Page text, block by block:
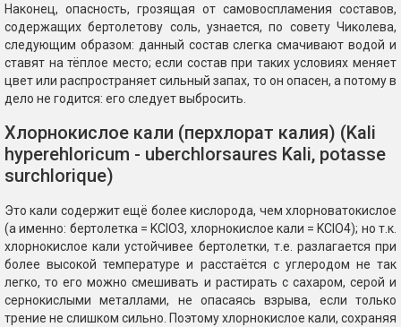
Наконец, опасность, грозящая от самовоспламения составов,
содержащих бертолетову соль, узнается, по совету Чиколева,
следующим образом: данный состав слегка смачивают водой и
ставят на тёплое место; если состав при таких условиях меняет
цвет или распространяет сильный запах, то он опасен, а потому в
дело не годится: его следует выбросить.
Хлорнокислое кали (перхлорат калия) (Kali
hyperehloricum - uberchlorsaures Kali, potasse
surchlorique)
Это кали содержит ещё более кислорода, чем хлорноватокислое
(а именно: бертолетка = KClO3, хлорнокислое кали = KClO4); но т.к.
хлорнокислое кали устойчивее бертолетки, т.е. разлагается при
более высокой температуре и расстаётся с углеродом не так
легко, то его можно смешивать и растирать с сахаром, серой и
сернокислыми металлами, не опасаясь взрыва, если только
трение не слишком сильно. Поэтому хлорнокислое кали, сохраняя